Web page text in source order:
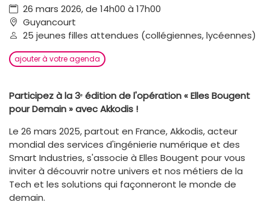
26 mars 2026, de 14h00 à 17h00
Guyancourt
25 jeunes filles attendues (collégiennes, lycéennes)
ajouter à votre agenda
Participez à la 3ᵉ édition de l'opération « Elles Bougent
pour Demain » avec Akkodis !
Le 26 mars 2025, partout en France, Akkodis, acteur
mondial des services d'ingénierie numérique et des
Smart Industries, s'associe à Elles Bougent pour vous
inviter à découvrir notre univers et nos métiers de la
Tech et les solutions qui façonneront le monde de
demain.